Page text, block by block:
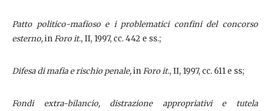
Patto politico-mafioso e i problematici confini del concorso
esterno,inForo it., II, 1997, cc. 442 e ss.;
Difesa di mafia e rischio penale,inForo it., II, 1997, cc. 611 e ss;
Fondi extra-bilancio, distrazione appropriativi e tutela